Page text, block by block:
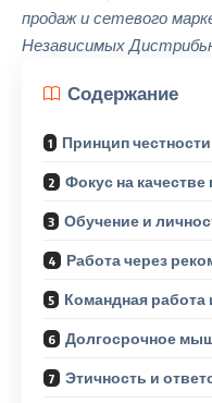
продаж и сетевого
Независимых
Содержание
Принцип
Фокус на качестве
Обучение и
Работа через
Командная работа
Долгосрочное
Этичность и